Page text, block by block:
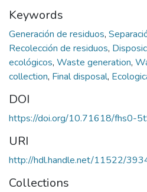
Keywords
Generación de residuos,
Recolección de residuos,
ecológicos, Waste generation,
collection, Final disposal,
DOI
https://doi.org/10.71618/fhs0-
URI
http://hdl.handle.net/11522/
Collections